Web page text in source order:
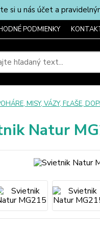
si u nás účet a
PODMIENKY
MISY, VÁZY, FĽAŠE,
Natur